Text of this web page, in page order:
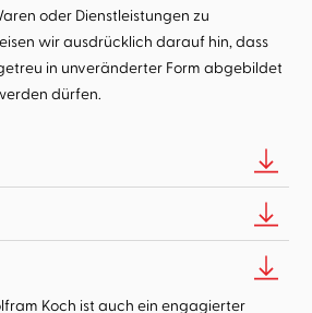
oder Dienstleistungen zu
wir ausdrücklich darauf hin, dass
in unveränderter Form abgebildet
dürfen.
Koch ist auch ein engagierter